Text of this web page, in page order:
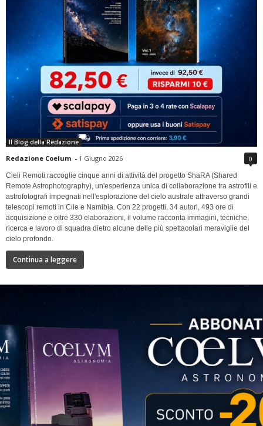
Il Blog della Redazione
Redazione Coelum - 1 Giugno 2026 0
Cieli Remoti raccoglie cinque anni di attività del progetto ShaRA (Shared
Remote Astrophotography), un'esperienza unica di collaborazione tra astrofili e
astrofotografi impegnati nell'esplorazione del cielo australe attraverso grandi
telescopi remoti in Cile e Namibia. Con 22 progetti, 34 autori, 493 ore di
acquisizione e oltre 330 elaborazioni, il volume racconta immagini, tecniche,
ricerca e lavoro di squadra dietro alcune delle più spettacolari meraviglie del
cielo profondo.
Continua a leggere